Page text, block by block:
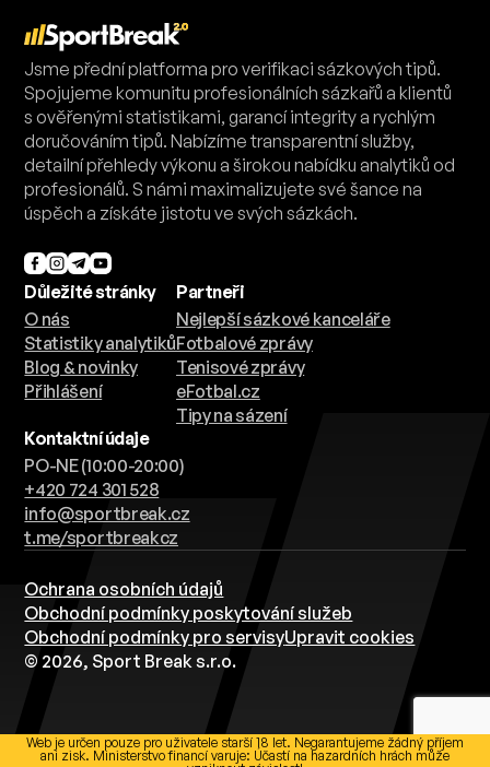
Jsme přední platforma pro verifikaci sázkových tipů.
Spojujeme komunitu profesionálních sázkařů a klientů
s ověřenými statistikami, garancí integrity a rychlým
doručováním tipů. Nabízíme transparentní služby,
detailní přehledy výkonu a širokou nabídku analytiků od
profesionálů. S námi maximalizujete své šance na
úspěch a získáte jistotu ve svých sázkách.
Důležité stránky
O nás
Statistiky analytiků
Blog & novinky
Přihlášení
Partneři
Nejlepší sázkové kanceláře
Fotbalové zprávy
Tenisové zprávy
eFotbal.cz
Tipy na sázení
Kontaktní údaje
PO-NE (10:00-20:00)
+420 724 301 528
info@sportbreak.cz
t.me/sportbreakcz
Ochrana osobních údajů
Obchodní podmínky poskytování služeb
Obchodní podmínky pro servisyUpravit cookies
© 2026, Sport Break s.r.o.
Web je určen pouze pro uživatele starší 18 let. Negarantujeme žádný příjem
ani zisk. Ministerstvo financí varuje: Účastí na hazardních hrách může